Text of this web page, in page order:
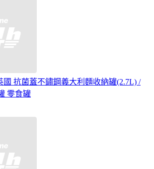
國 抗菌蓋不鏽鋼義大利麵收納罐(2.7L) /
零食罐